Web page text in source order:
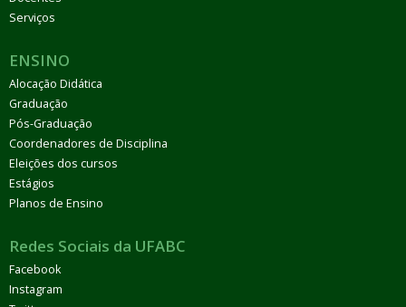
Serviços
ENSINO
Alocação Didática
Graduação
Pós-Graduação
Coordenadores de Disciplina
Eleições dos cursos
Estágios
Planos de Ensino
Redes Sociais da UFABC
Facebook
Instagram